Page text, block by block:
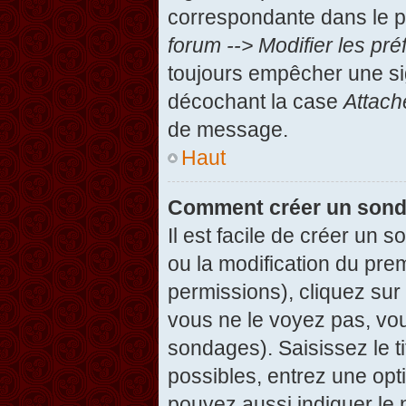
correspondante dans le
forum --> Modifier les
toujours empêcher une
décochant la case
de message.
Haut
Comment créer un
Il est facile de créer un
ou la modification du
permissions), cliquez sur
vous ne le voyez pas,
sondages). Saisissez le
possibles, entrez une